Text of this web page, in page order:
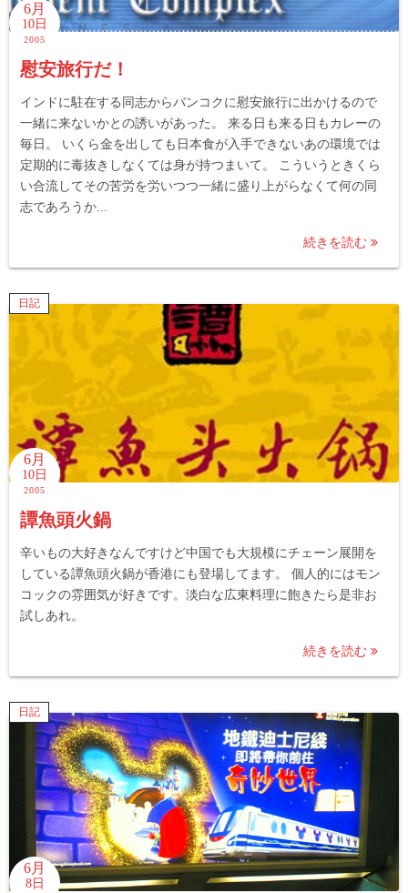
6月
10日
2005
慰安旅行だ！
インドに駐在する同志からバンコクに慰安旅行に出かけるので
一緒に来ないかとの誘いがあった。 来る日も来る日もカレーの
毎日。 いくら金を出しても日本食が入手できないあの環境では
定期的に毒抜きしなくては身が持つまいて。 こういうときくら
い合流してその苦労を労いつつ一緒に盛り上がらなくて何の同
志であろうか...
続きを読む
日記
6月
10日
2005
譚魚頭火鍋
辛いもの大好きなんですけど中国でも大規模にチェーン展開を
している譚魚頭火鍋が香港にも登場してます。 個人的にはモン
コックの雰囲気が好きです。淡白な広東料理に飽きたら是非お
試しあれ。
続きを読む
日記
6月
8日